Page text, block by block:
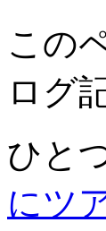
この
ログ
ひと
にツ